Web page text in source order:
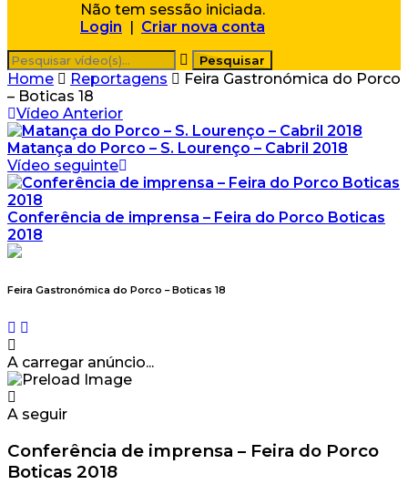
Não tem sessão iniciada.
Login
Criar nova conta
Home Reportagens
Feira Gastronómica do Porco
– Boticas 18
Vídeo Anterior
Matança do Porco – S. Lourenço – Cabril 2018
Vídeo seguinte
Conferência de imprensa – Feira do Porco Boticas
2018
Feira Gastronómica do Porco – Boticas 18
A carregar anúncio...
A seguir
Conferência de imprensa – Feira do Porco
Boticas 2018